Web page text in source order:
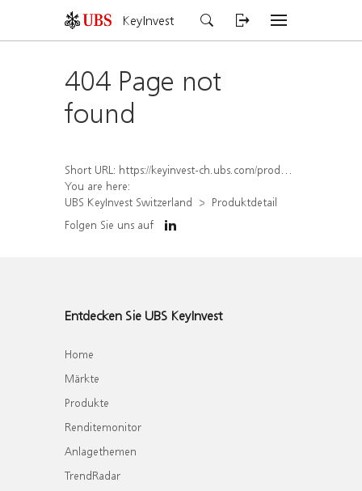
KeyInvest
404 Page not
found
Short URL: https://keyinvest-ch.ubs.com/produkt/detail/index/isin/CH1558303231
You are here:
UBS KeyInvest Switzerland
Produktdetail
Folgen Sie uns auf
Entdecken Sie UBS KeyInvest
Home
Märkte
Produkte
Renditemonitor
Anlagethemen
TrendRadar